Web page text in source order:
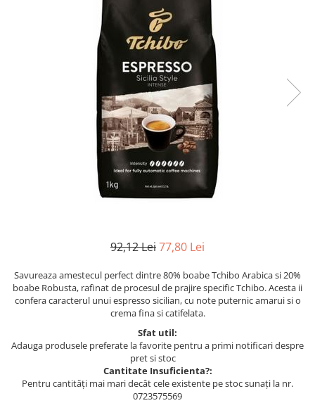
92,12 Lei77,80 Lei
Savureaza amestecul perfect dintre 80% boabe Tchibo Arabica si 20%
boabe Robusta, rafinat de procesul de prajire specific Tchibo. Acesta ii
confera caracterul unui espresso sicilian, cu note puternic amarui si o
crema fina si catifelata.
Sfat util:
Adauga produsele preferate la favorite pentru a primi notificari despre
pret si stoc
Cantitate Insuficienta?:
Pentru cantități mai mari decât cele existente pe stoc sunați la nr.
0723575569